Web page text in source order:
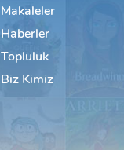
Makaleler
Haberler
Topluluk
Biz Kimiz